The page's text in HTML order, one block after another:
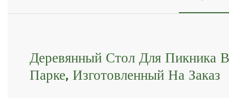
Деревянный Стол Для Пикника В
Парке, Изготовленный На Заказ